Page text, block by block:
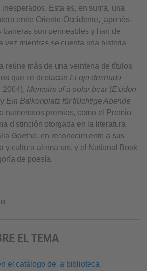
Esta es, en suma, una
entre Oriente-Occidente, japonés-
barreras son permeables y han de
vez mientras se cuenta una historia.
reúne más de una veintena de títulos
que se destacan El ojo desnudo
, 2004), Memoirs of a polar bear(Etüden
Ein Balkonplatz für flüchtige Abende
numerosos premios, como el Premio
distinción otorgada en la literatura
Goethe, en reconocimiento a sus
y cultura alemanas, y el National Book
de poesía.
EL TEMA
el catálogo de la biblioteca